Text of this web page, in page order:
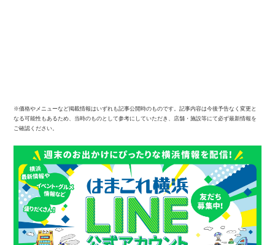
※価格やメニューなど掲載情報はいずれも記事公開時のものです。記事内容は今後予告なく変更と
なる可能性もあるため、当時のものとして参考にしていただき、店舗・施設等にて必ず最新情報を
ご確認ください。